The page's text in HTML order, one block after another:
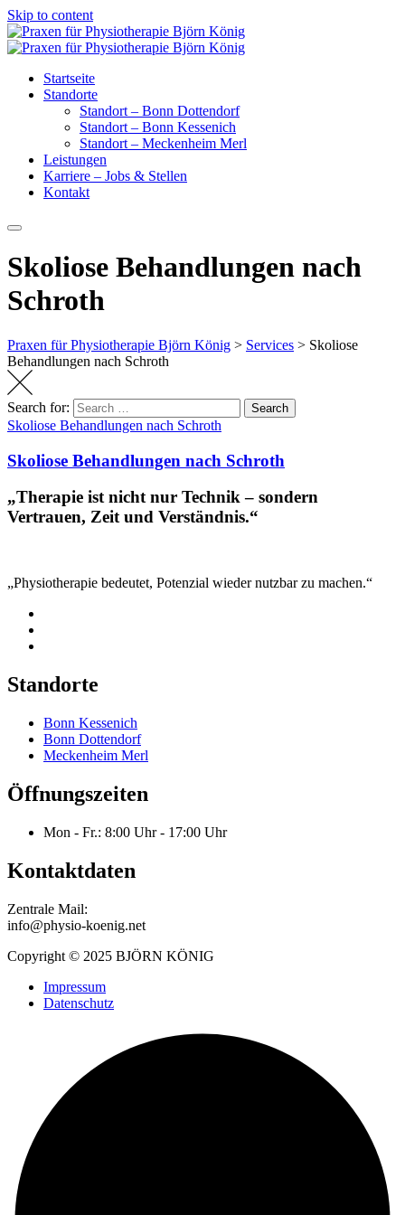
Skip to content
Startseite
Standorte
Standort – Bonn Dottendorf
Standort – Bonn Kessenich
Standort – Meckenheim Merl
Leistungen
Karriere – Jobs & Stellen
Kontakt
Skoliose Behandlungen nach
Schroth
Praxen für Physiotherapie Björn König > Services > Skoliose
Behandlungen nach Schroth
Search for: Search
Skoliose Behandlungen nach Schroth
Skoliose Behandlungen nach Schroth
„Therapie ist nicht nur Technik – sondern
Vertrauen, Zeit und Verständnis.“
„Physiotherapie bedeutet, Potenzial wieder nutzbar zu machen.“
Standorte
Bonn Kessenich
Bonn Dottendorf
Meckenheim Merl
Öffnungszeiten
Mon - Fr.: 8:00 Uhr - 17:00 Uhr
Kontaktdaten
Zentrale Mail:
info@physio-koenig.net
Copyright © 2025 BJÖRN KÖNIG
Impressum
Datenschutz